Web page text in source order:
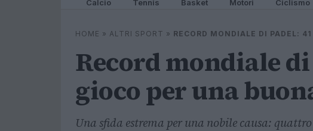
Calcio Tennis Basket Motori Ciclismo
HOME » ALTRI SPORT » RECORD MONDIALE DI PADEL:
Record mondiale
gioco per una
Una sfida estrema per una nobile causa: